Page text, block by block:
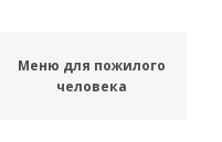
Меню для пожилого
человека